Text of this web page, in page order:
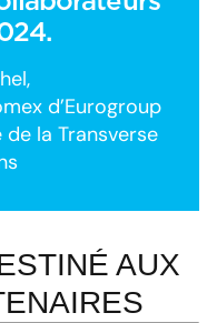
d’Eurogroup
la Transverse
AUX